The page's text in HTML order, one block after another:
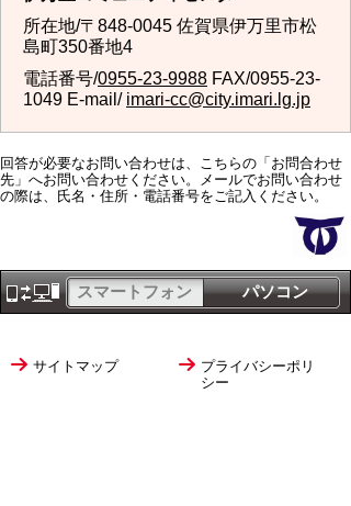
所在地/〒848-0045 佐賀県伊万里市松
島町350番地4
電話番号/0955-23-9988 FAX/0955-23-
1049 E-mail/ imari-cc@city.imari.lg.jp
回答が必要なお問い合わせは、こちらの「お問合わせ
先」へお問い合わせください。メールでお問い合わせ
の際は、氏名・住所・電話番号をご記入ください。
パソコン
スマートフォン
サイトマップ
プライバシーポリ
シー